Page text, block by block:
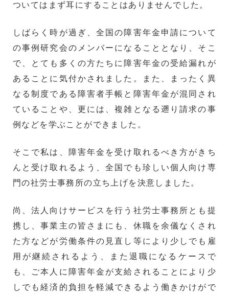
ついてはまず耳にすることはありませんでした。
しばらく時が過ぎ、全国の障害年金申請について
の事例研究会のメンバーになることとなり、そこ
で、とても多くの方たちに障害年金の受給漏れが
あることに気付かされました。また、まったく異
なる制度である障害者手帳と障害年金が混同され
ていることや、更には、複雑となる遡り請求の事
例などを学ぶことができました。
そこで私は、障害年金を受け取れるべき方がきち
んと受け取れるよう、全国でも珍しい個人向け専
門の社労士事務所の立ち上げを決意しました。
尚、法人向けサービスを行う社労士事務所とも提
携し、事業主の皆さまにも、休職を余儀なくされ
た方などが労働条件の見直し等により少しでも雇
用が継続されるよう、また退職になるケースで
も、ご本人に障害年金が支給されることにより少
しでも経済的負担を軽減できるよう働きかけがで